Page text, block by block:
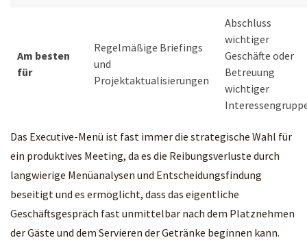
Am besten
für
Regelmäßige Briefings
und
Projektaktualisierungen
Abschluss
wichtiger
Geschäfte oder
Betreuung
wichtiger
Das Executive-Menü ist fast immer die strategische Wahl für
ein produktives Meeting, da es die Reibungsverluste durch
langwierige Menüanalysen und Entscheidungsfindung
beseitigt und es ermöglicht, dass das eigentliche
Geschäftsgespräch fast unmittelbar nach dem Platznehmen
der Gäste und dem Servieren der Getränke beginnen kann.